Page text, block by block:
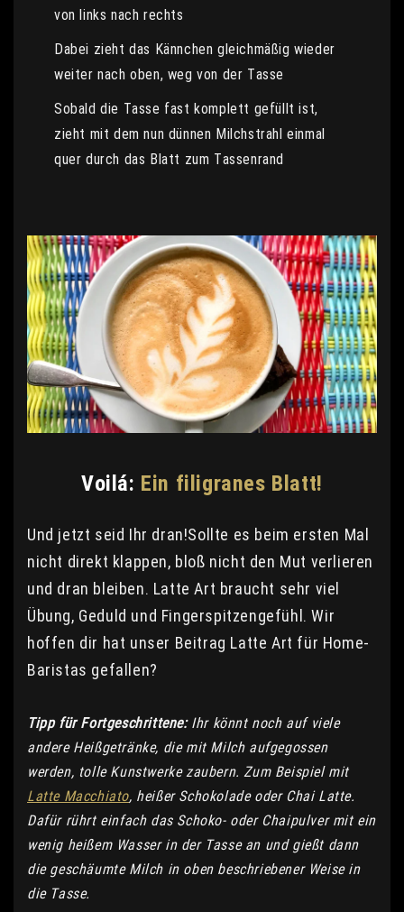
von links nach rechts
Dabei zieht das Kännchen gleichmäßig wieder
weiter nach oben, weg von der Tasse
Sobald die Tasse fast komplett gefüllt ist,
zieht mit dem nun dünnen Milchstrahl einmal
quer durch das Blatt zum Tassenrand
Voilá: Ein filigranes Blatt!
Und jetzt seid Ihr dran!Sollte es beim ersten Mal
nicht direkt klappen, bloß nicht den Mut verlieren
und dran bleiben. Latte Art braucht sehr viel
Übung, Geduld und Fingerspitzengefühl. Wir
hoffen dir hat unser Beitrag Latte Art für Home-
Baristas gefallen?
Tipp für Fortgeschrittene:Ihr könnt noch auf viele
andere Heißgetränke, die mit Milch aufgegossen
werden, tolle Kunstwerke zaubern. Zum Beispiel mit
Latte Macchiato, heißer Schokolade oder Chai Latte.
Dafür rührt einfach das Schoko- oder Chaipulver mit ein
wenig heißem Wasser in der Tasse an und gießt dann
die geschäumte Milch in oben beschriebener Weise in
die Tasse.